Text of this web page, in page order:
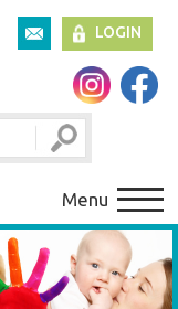
LOGIN
Menu